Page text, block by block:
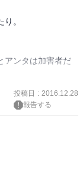
。
アンタは加害者だ
投稿日 : 2016.12.28
報告する